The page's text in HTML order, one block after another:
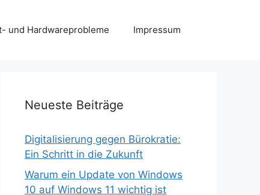
und Hardwareprobleme Impressum
Neueste Beiträge
Digitalisierung gegen Bürokratie:
Ein Schritt in die Zukunft
Warum ein Update von Windows
10 auf Windows 11 wichtig ist